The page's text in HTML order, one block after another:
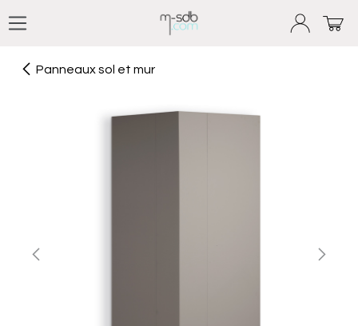
Panneaux sol et mur